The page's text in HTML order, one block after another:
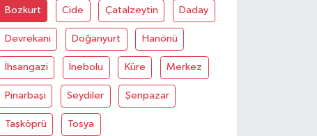
Bozkurt Cide Çatalzeytin Daday
Devrekani Doğanyurt Hanönü
İhsangazi İnebolu Küre Merkez
Pinarbaşi Seydiler Şenpazar
Taşköprü Tosya